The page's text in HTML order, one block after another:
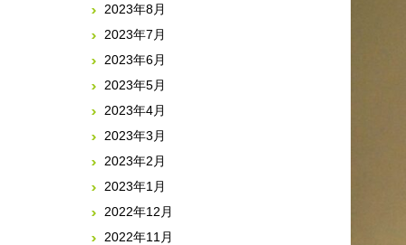
2023年8月
2023年7月
2023年6月
2023年5月
2023年4月
2023年3月
2023年2月
2023年1月
2022年12月
2022年11月